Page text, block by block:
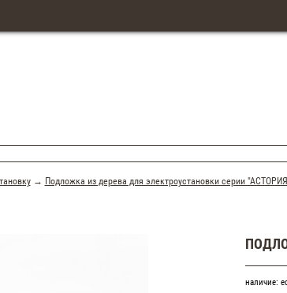
→ Подложка из дерева для электроустановки серии
наличие: